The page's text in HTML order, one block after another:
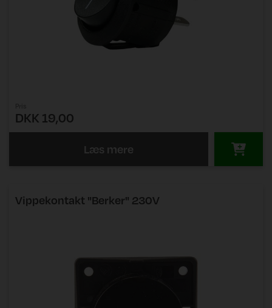
DKK 19,00
Læs mere
Vippekontakt "Berker" 230V